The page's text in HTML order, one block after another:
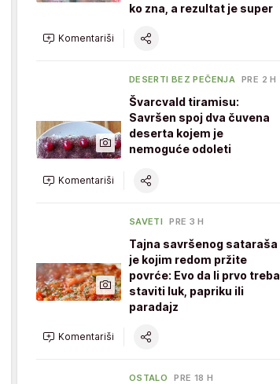
ko zna, a rezultat je super
Komentariši
DESERTI BEZ PEČENJA PRE 2 H
Švarcvald tiramisu:
Savršen spoj dva čuvena
deserta kojem je
nemoguće odoleti
Komentariši
SAVETI PRE 3 H
Tajna savršenog sataraša
je kojim redom pržite
povrće: Evo da li prvo treba
staviti luk, papriku ili
paradajz
Komentariši
OSTALO PRE 18 H